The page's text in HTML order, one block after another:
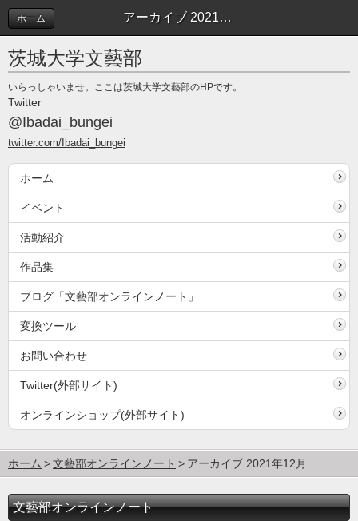
アーカイブ 2021年12月 | 文藝部オンラインノート
ホーム
茨城大学文藝部
いらっしゃいませ。ここは茨城大学文藝部のHPです。
Twitter
@Ibadai_bungei
twitter.com/Ibadai_bungei
ホーム
イベント
活動紹介
作品集
ブログ「文藝部オンラインノート」
変換ツール
お問い合わせ
Twitter(外部サイト)
オンラインショップ(外部サイト)
ホーム 文藝部オンラインノート アーカイブ 2021年12月
文藝部オンラインノート